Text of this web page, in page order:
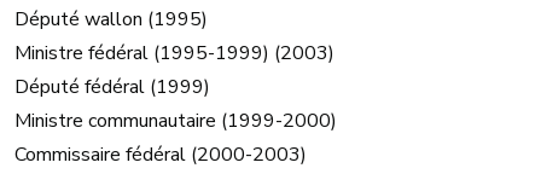
Député wallon (1995)
Ministre fédéral (1995-1999) (2003)
Député fédéral (1999)
Ministre communautaire (1999-2000)
Commissaire fédéral (2000-2003)